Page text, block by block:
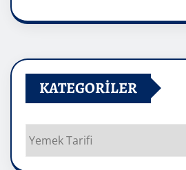
KATEGORILER
Kategoriler